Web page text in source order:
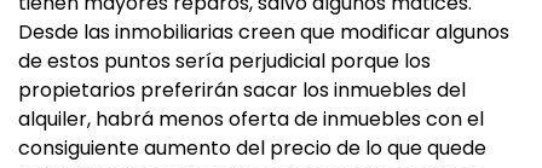
Desde las inmobiliarias creen que modificar algunos
de estos puntos sería perjudicial porque los
propietarios preferirán sacar los inmuebles del
alquiler, habrá menos oferta de inmuebles con el
consiguiente aumento del precio de lo que quede